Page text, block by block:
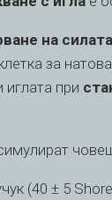
на силата
за
при
(40 ± 5